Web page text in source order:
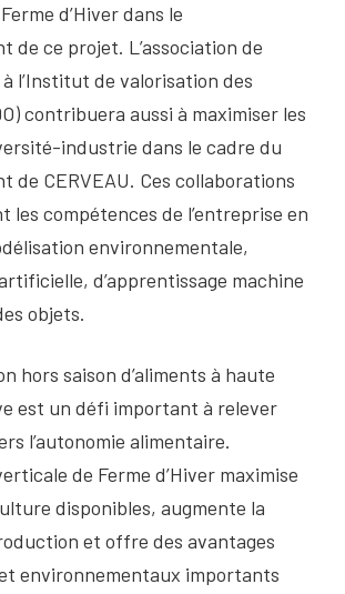
d’Hiver dans le
de ce projet. L’association de
à l’Institut de valorisation des
contribuera aussi à maximiser les
industrie dans le cadre du
de CERVEAU. Ces collaborations
les compétences de l’entreprise en
environnementale,
d’apprentissage machine
objets.
hors saison d’aliments à haute
est un défi important à relever
l’autonomie alimentaire.
de Ferme d’Hiver maximise
disponibles, augmente la
et offre des avantages
environnementaux importants